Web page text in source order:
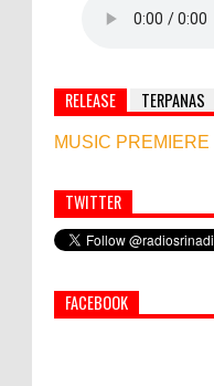
RELEASE TERPANAS
MUSIC PREMIERE
Simbol Persahabatan,
Afghanistan
World
TWITTER
FACEBOOK